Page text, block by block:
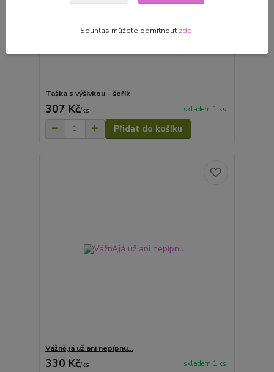
Taška s výšivkou - šeřík
307 Kč/ks skladem 1 ks
Přidat do košíku
Vážně,já už ani nepípnu...
330 Kč/ks skladem 1 ks
Souhlas můžete odmítnout zde.